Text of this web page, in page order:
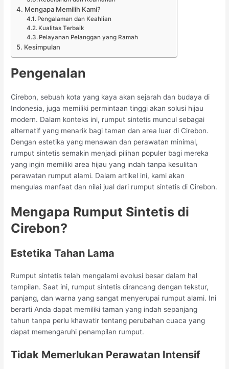
Mengapa Memilih Kami?
Pengalaman dan Keahlian
Kualitas Terbaik
Pelayanan Pelanggan yang Ramah
Kesimpulan
Pengenalan
Cirebon, sebuah kota yang kaya akan sejarah dan budaya di
Indonesia, juga memiliki permintaan tinggi akan solusi hijau
modern. Dalam konteks ini, rumput sintetis muncul sebagai
alternatif yang menarik bagi taman dan area luar di Cirebon.
Dengan estetika yang menawan dan perawatan minimal,
rumput sintetis semakin menjadi pilihan populer bagi mereka
yang ingin memiliki area hijau yang indah tanpa kesulitan
perawatan rumput alami. Dalam artikel ini, kami akan
mengulas manfaat dan nilai jual dari rumput sintetis di Cirebon.
Mengapa Rumput Sintetis di
Cirebon?
Estetika Tahan Lama
Rumput sintetis telah mengalami evolusi besar dalam hal
tampilan. Saat ini, rumput sintetis dirancang dengan tekstur,
panjang, dan warna yang sangat menyerupai rumput alami. Ini
berarti Anda dapat memiliki taman yang indah sepanjang
tahun tanpa perlu khawatir tentang perubahan cuaca yang
dapat memengaruhi penampilan rumput.
Tidak Memerlukan Perawatan Intensif